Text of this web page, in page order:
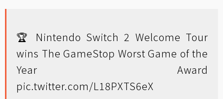
🏆 Nintendo Switch 2 Welcome Tour
wins The GameStop Worst Game of the
Year Award
pic.twitter.com/L18PXTS6eX